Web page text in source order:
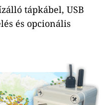
tápkábel, USB
és opcionális